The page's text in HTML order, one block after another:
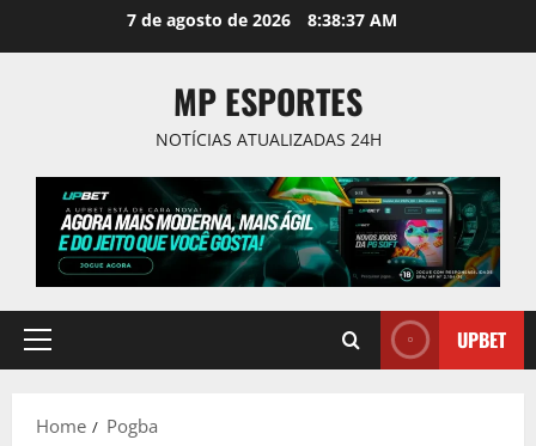
7 de agosto de 2026 8:38:38 AM
MP ESPORTES
NOTÍCIAS ATUALIZADAS 24H
Primary
UPBET
Home Pogba